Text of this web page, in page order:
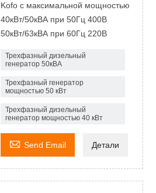
Kofo с максимальной мощностью
40кВт/50кВА при 50Гц 400В
50кВт/63кВА при 60Гц 220В
Трехфазный дизельный
генератор 50кВА
Трехфазный генератор
мощностью 50 кВт
Трехфазный дизельный
генератор мощностью 40 кВт
 Send Email Детали